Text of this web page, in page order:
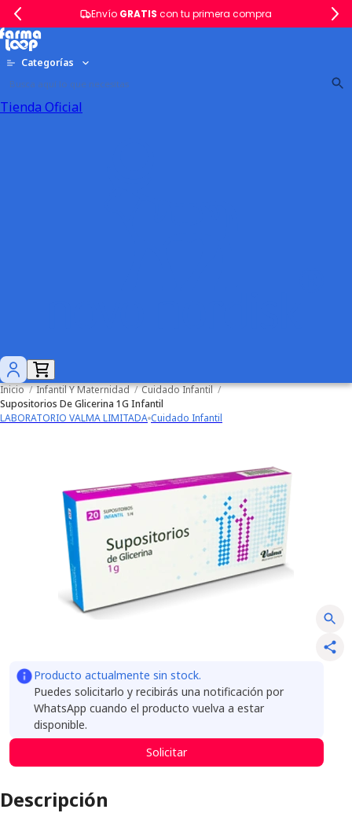
Envío GRATIS con tu primera compra
Categorías
Tienda Oficial
Inicio / Infantil Y Maternidad / Cuidado Infantil /
Supositorios De Glicerina 1G Infantil
LABORATORIO VALMA LIMITADA Cuidado Infantil
Producto actualmente sin stock.
Puedes solicitarlo y recibirás una notificación por
WhatsApp cuando el producto vuelva a estar
disponible.
Solicitar
Descripción